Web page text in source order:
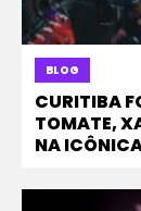
BLOG
CURITIBA
TOMATE,
NA